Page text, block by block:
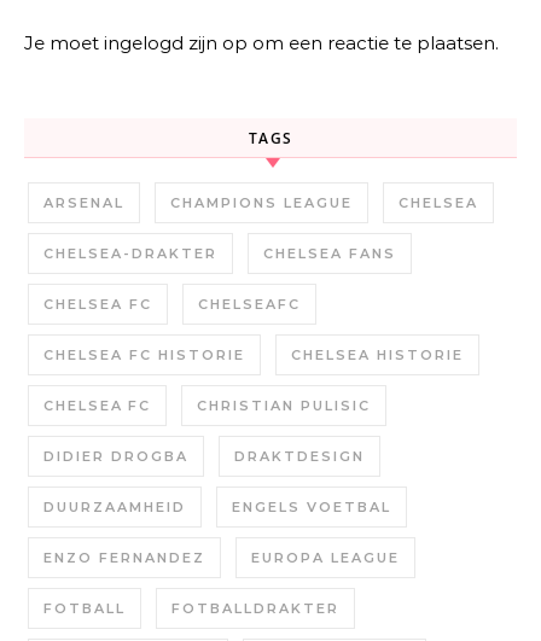
Je moet ingelogd zijn op om een reactie te plaatsen.
TAGS
ARSENAL CHAMPIONS LEAGUE CHELSEA
CHELSEA-DRAKTER CHELSEA FANS
CHELSEA FC CHELSEAFC
CHELSEA FC HISTORIE CHELSEA HISTORIE
CHELSEA FC CHRISTIAN PULISIC
DIDIER DROGBA DRAKTDESIGN
DUURZAAMHEID ENGELS VOETBAL
ENZO FERNANDEZ EUROPA LEAGUE
FOTBALL FOTBALLDRAKTER